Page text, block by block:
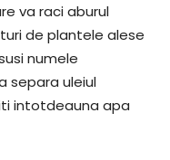
va raci aburul
de plantele alese
numele
separa uleiul
intotdeauna apa